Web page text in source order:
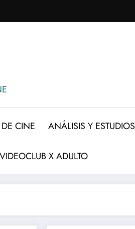
CINE ANÁLISIS Y ESTUDIOS
X ADULTO